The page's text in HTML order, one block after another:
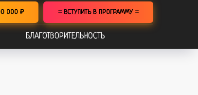
000 ₽ = ВСТУПИТЬ В ПРОГРАММУ =
БЛАГОТВОРИТЕЛЬНОСТЬ